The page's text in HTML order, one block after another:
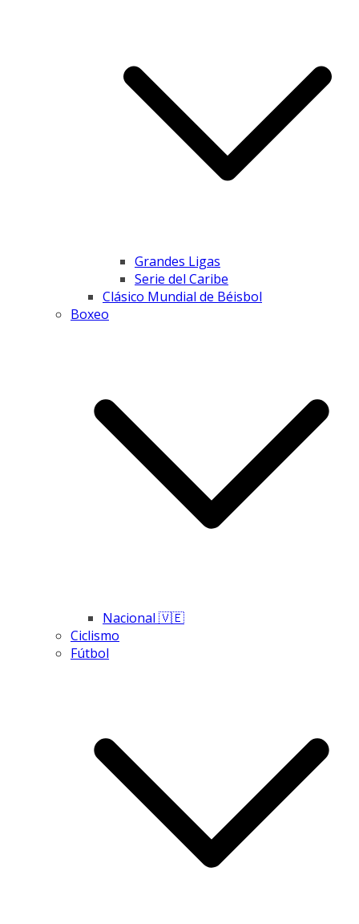
Grandes Ligas
Serie del Caribe
Clásico Mundial de Béisbol
Boxeo
Nacional 🇻🇪
Ciclismo
Fútbol